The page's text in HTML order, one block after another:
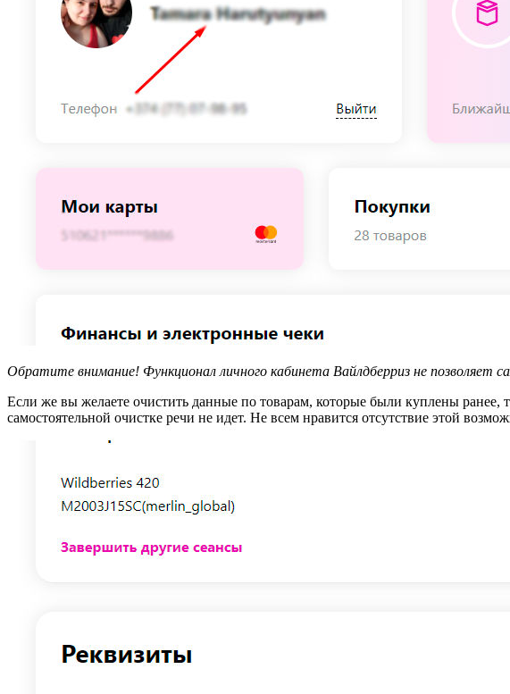
Обратите внимание! Функционал личного кабинета Вайлдберриз не позволяет
Если же вы желаете очистить данные по товарам, которые были куплены ранее,
самостоятельной очистке речи не идет. Не всем нравится отсутствие этой